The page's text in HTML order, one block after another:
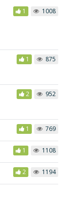
1 1008
1 875
2 952
1 769
1 1108
2 1194